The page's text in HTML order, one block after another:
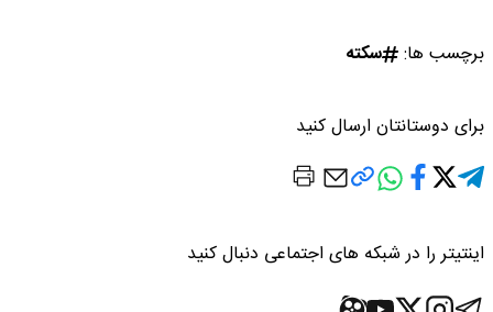
برچسب ها: سکته
برای دوستانتان ارسال کنید
اینتیتر را در شبکه های اجتماعی دنبال کنید